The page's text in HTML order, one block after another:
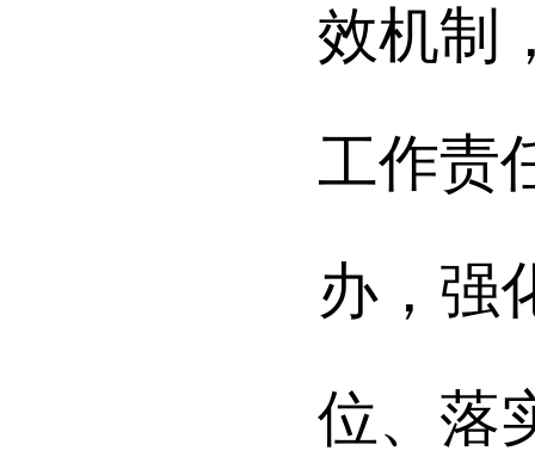
效机制
工作责
办，强
位、落